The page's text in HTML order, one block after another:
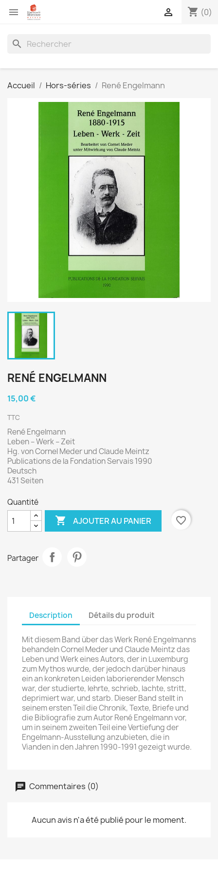
 shopping_cart (0)

search
Accueil Hors-séries René Engelmann
RENÉ ENGELMANN
15,00 €
TTC
René Engelmann
Leben – Werk – Zeit
Hg. von Cornel Meder und Claude Meintz
Publications de la Fondation Servais 1990
Deutsch
431 Seiten
Quantité
 AJOUTER AU PANIER favorite_border
Partager
Description Détails du produit
Mit diesem Band über das Werk René Engelmanns
behandeln Cornel Meder und Claude Meintz das
Leben und Werk eines Autors, der in Luxemburg
zum Mythos wurde, der jedoch darüber hinaus
ein an konkreten Leiden laborierender Mensch
war, der studierte, lehrte, schrieb, lachte, stritt,
deprimiert war, und starb. Dieser Band stellt in
seinem ersten Teil die Chronik, Texte, Briefe und
die Bibliografie zum Autor René Engelmann vor,
um in seinem zweiten Teil eine Vertiefung der
Engelmann-Ausstellung anzubieten, die in
Vianden in den Jahren 1990-1991 gezeigt wurde.
Commentaires (0)
Aucun avis n'a été publié pour le moment.